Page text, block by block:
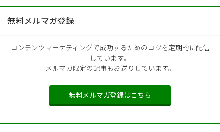
無料メルマガ登録
コンテンツマーケティングで成功するためのコツを定期的に配信
しています。
メルマガ限定の記事もお送りしています。
無料メルマガ登録はこちら